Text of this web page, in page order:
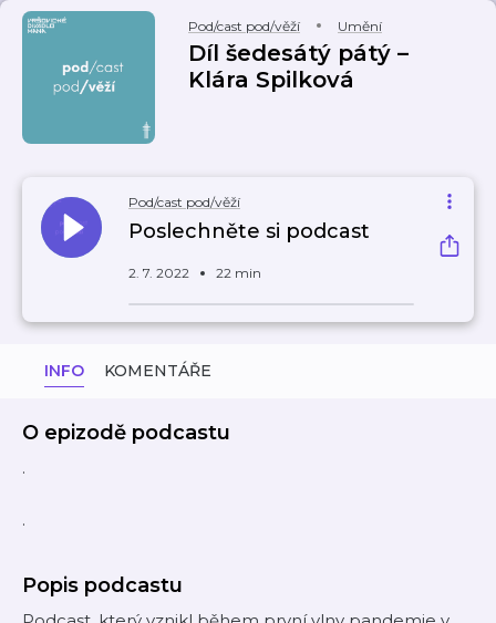
Pod/cast pod/věží Umění
Díl šedesátý pátý –⁠
Klára Spilková
Pod/cast pod/věží
Poslechněte si podcast
2. 7. 2022 22 min
INFO KOMENTÁŘE
O epizodě podcastu
.
.
Popis podcastu